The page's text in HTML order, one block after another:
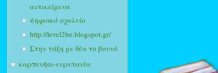
αντικείμενα
ψηφιακό σχολείο
http://level2be.blogspot.gr/
Στην τάξη με θέα το βουνό
καρπενήσι-ευρυτανία